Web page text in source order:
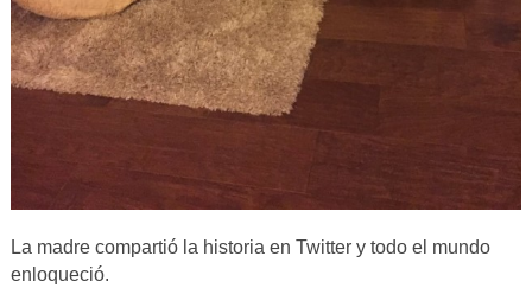
La madre compartió la historia en Twitter y todo el mundo
enloqueció.